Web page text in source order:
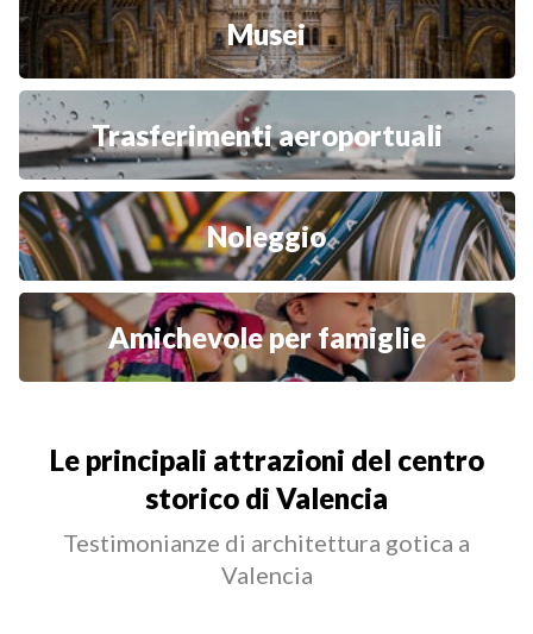
Musei
Trasferimenti aeroportuali
Noleggio
Amichevole per famiglie
Le principali attrazioni del centro
storico di Valencia
Testimonianze di architettura gotica a
Valencia